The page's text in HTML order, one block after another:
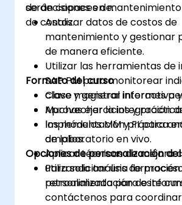
de decisiones en
de costos.
serán capaces de:
Analizar datos de costos de
mantenimiento y gestionar
de manera eficiente.
Utilizar las herramientas de
SAP PM para monitorear
clave y generar informes
Aprovechar la integración
los módulos MM y FI para
amplios.
Aplicar técnicas de mejora
utilizando análisis de
retroalimentación de
Formato del curso
Clase magistral interactiva
Muchas ejercicios y
Implementación práctica
de laboratorio en vivo.
Opciones de personalización
Para solicitar una formación
personalizada para este
contáctenos para